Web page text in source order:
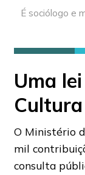
É sociólogo e
Uma
O Ministério
mil
consulta